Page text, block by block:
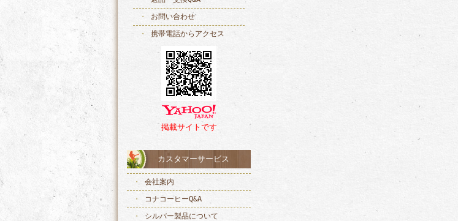
お問い合わせ
携帯電話からアクセス
掲載サイトです
カスタマーサービス
会社案内
コナコーヒーQ&A
シルバー製品について